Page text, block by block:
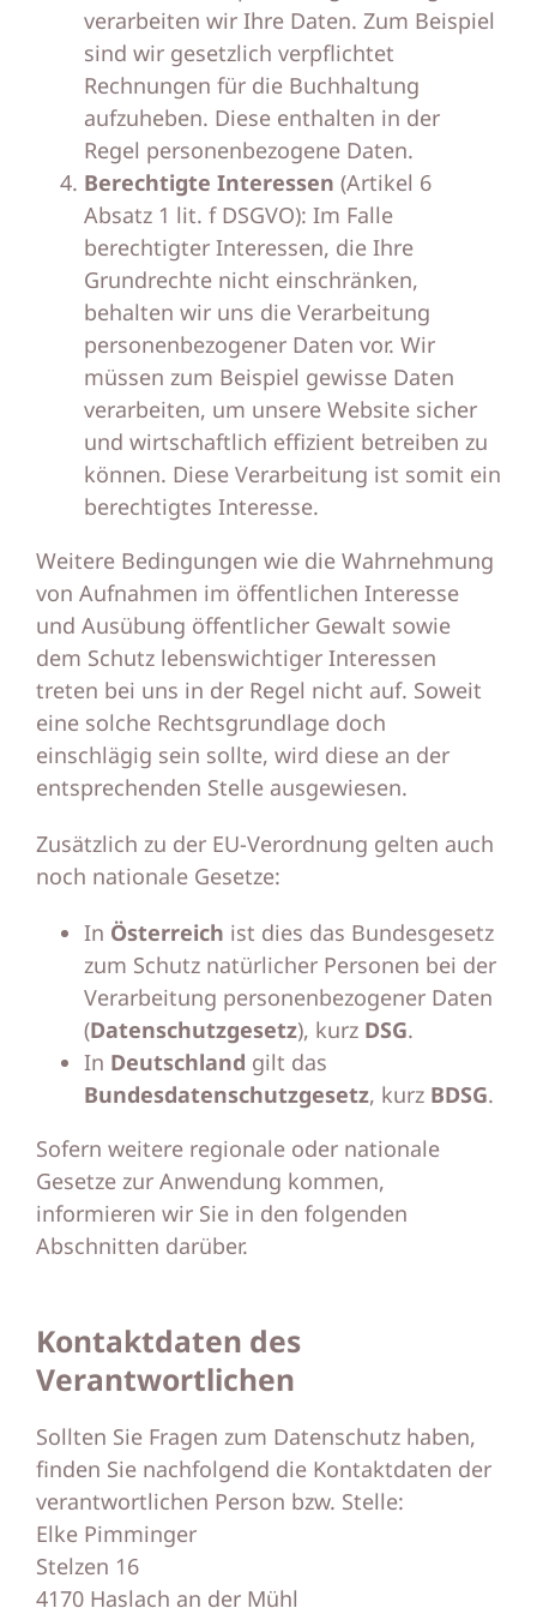
verarbeiten wir Ihre Daten. Zum Beispiel
sind wir gesetzlich verpflichtet
Rechnungen für die Buchhaltung
aufzuheben. Diese enthalten in der
Regel personenbezogene Daten.
Berechtigte Interessen (Artikel 6
Absatz 1 lit. f DSGVO): Im Falle
berechtigter Interessen, die Ihre
Grundrechte nicht einschränken,
behalten wir uns die Verarbeitung
personenbezogener Daten vor. Wir
müssen zum Beispiel gewisse Daten
verarbeiten, um unsere Website sicher
und wirtschaftlich effizient betreiben zu
können. Diese Verarbeitung ist somit ein
berechtigtes Interesse.
Weitere Bedingungen wie die Wahrnehmung
von Aufnahmen im öffentlichen Interesse
und Ausübung öffentlicher Gewalt sowie
dem Schutz lebenswichtiger Interessen
treten bei uns in der Regel nicht auf. Soweit
eine solche Rechtsgrundlage doch
einschlägig sein sollte, wird diese an der
entsprechenden Stelle ausgewiesen.
Zusätzlich zu der EU-Verordnung gelten auch
noch nationale Gesetze:
In Österreich ist dies das Bundesgesetz
zum Schutz natürlicher Personen bei der
Verarbeitung personenbezogener Daten
(Datenschutzgesetz), kurz DSG.
In Deutschland gilt das
Bundesdatenschutzgesetz, kurzBDSG.
Sofern weitere regionale oder nationale
Gesetze zur Anwendung kommen,
informieren wir Sie in den folgenden
Abschnitten darüber.
Kontaktdaten des
Verantwortlichen
Sollten Sie Fragen zum Datenschutz haben,
finden Sie nachfolgend die Kontaktdaten der
verantwortlichen Person bzw. Stelle:
Elke Pimminger
Stelzen 16
4170 Haslach an der Mühl